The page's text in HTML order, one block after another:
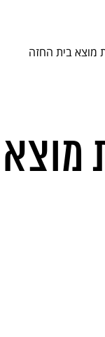
מוצא בית החזה